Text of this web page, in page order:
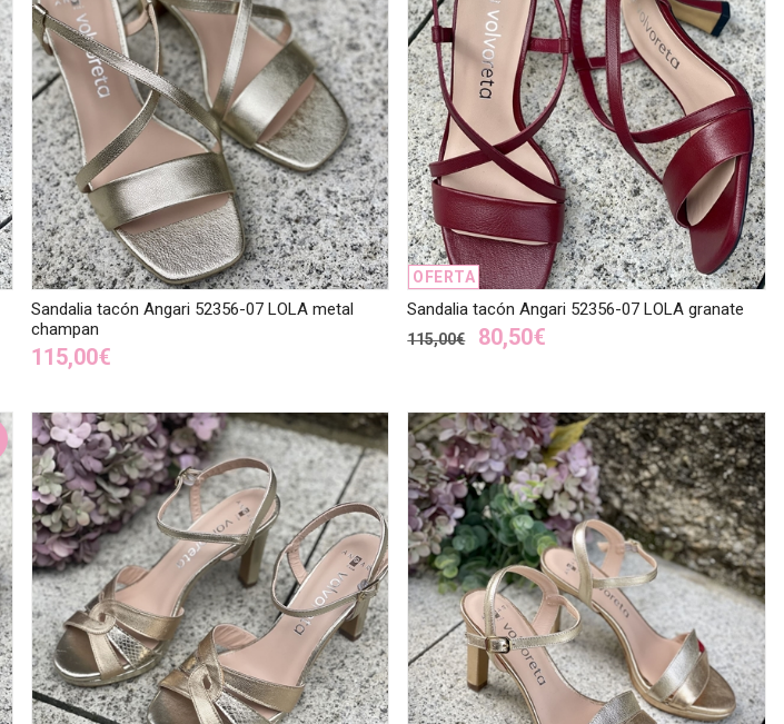
Sandalia tacón Angari 52356-07 LOLA metal
champan
115,00€
OFERTA
Sandalia tacón Angari 52356-07 LOLA granate
115,00€ 80,50€